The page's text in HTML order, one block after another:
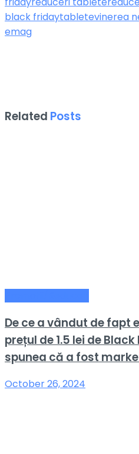
black fridaytabletevinerea
emag
Related Posts
De ce a vândut de fapt
prețul de 1.5 lei de
spunea că a fost
October 26, 2024